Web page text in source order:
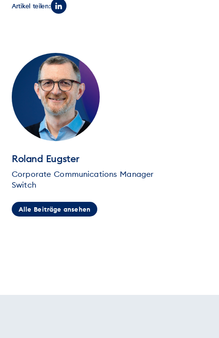
Artikel teilen:
Roland Eugster
Corporate Communications Manager
Switch
Alle Beiträge ansehen